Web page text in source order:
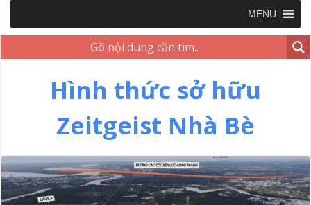
MENU
Hình thức sở hữu
Zeitgeist Nhà Bè